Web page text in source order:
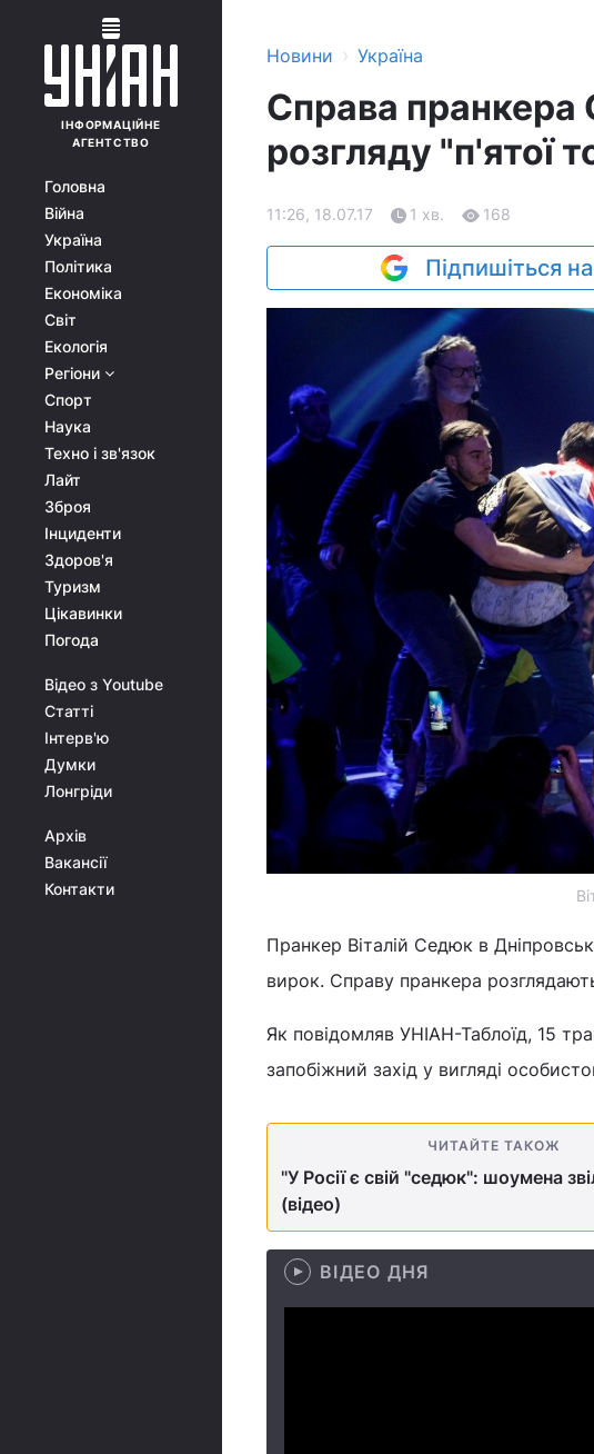
ІНФОРМАЦІЙНЕ
АГЕНТСТВО
Головна
Війна
Україна
Політика
Економіка
Світ
Екологія
Регіони
Спорт
Наука
Техно і зв'язок
Лайт
Зброя
Інциденти
Здоров'я
Туризм
Цікавинки
Погода
Відео з Youtube
Статті
Інтерв'ю
Думки
Лонгріди
Архів
Вакансії
Контакти
Новини › Україна
Справа
розгляду "п'ятої
11:26, 18.07.17 1 хв. 168
Підпишіться
Пранкер Віталій Седюк в
вирок. Справу пранкера
Як повідомляв УНІАН-Таблоїд, 15
запобіжний захід у вигляді
ЧИТАЙТЕ ТАКОЖ
"У Росії є свій "седюк": шоумена
(відео)
ВІДЕО ДНЯ